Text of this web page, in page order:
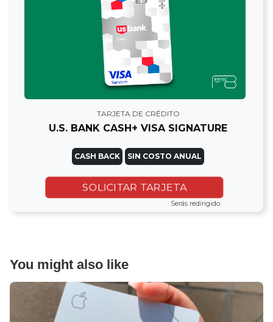
TARJETA DE CRÉDITO
U.S. BANK CASH+ VISA SIGNATURE
CASH BACK SIN COSTO ANUAL
SOLICITAR TARJETA
Serás redirigido
You might also like